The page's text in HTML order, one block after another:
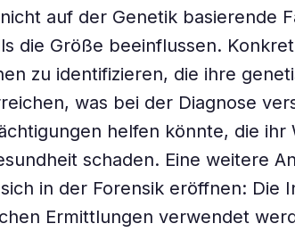
auf der Genetik basierende
die Größe beeinflussen.
zu identifizieren, die ihre
was bei der Diagnose
helfen könnte, die
schaden. Eine weitere
in der Forensik eröffnen: Die
Ermittlungen verwendet